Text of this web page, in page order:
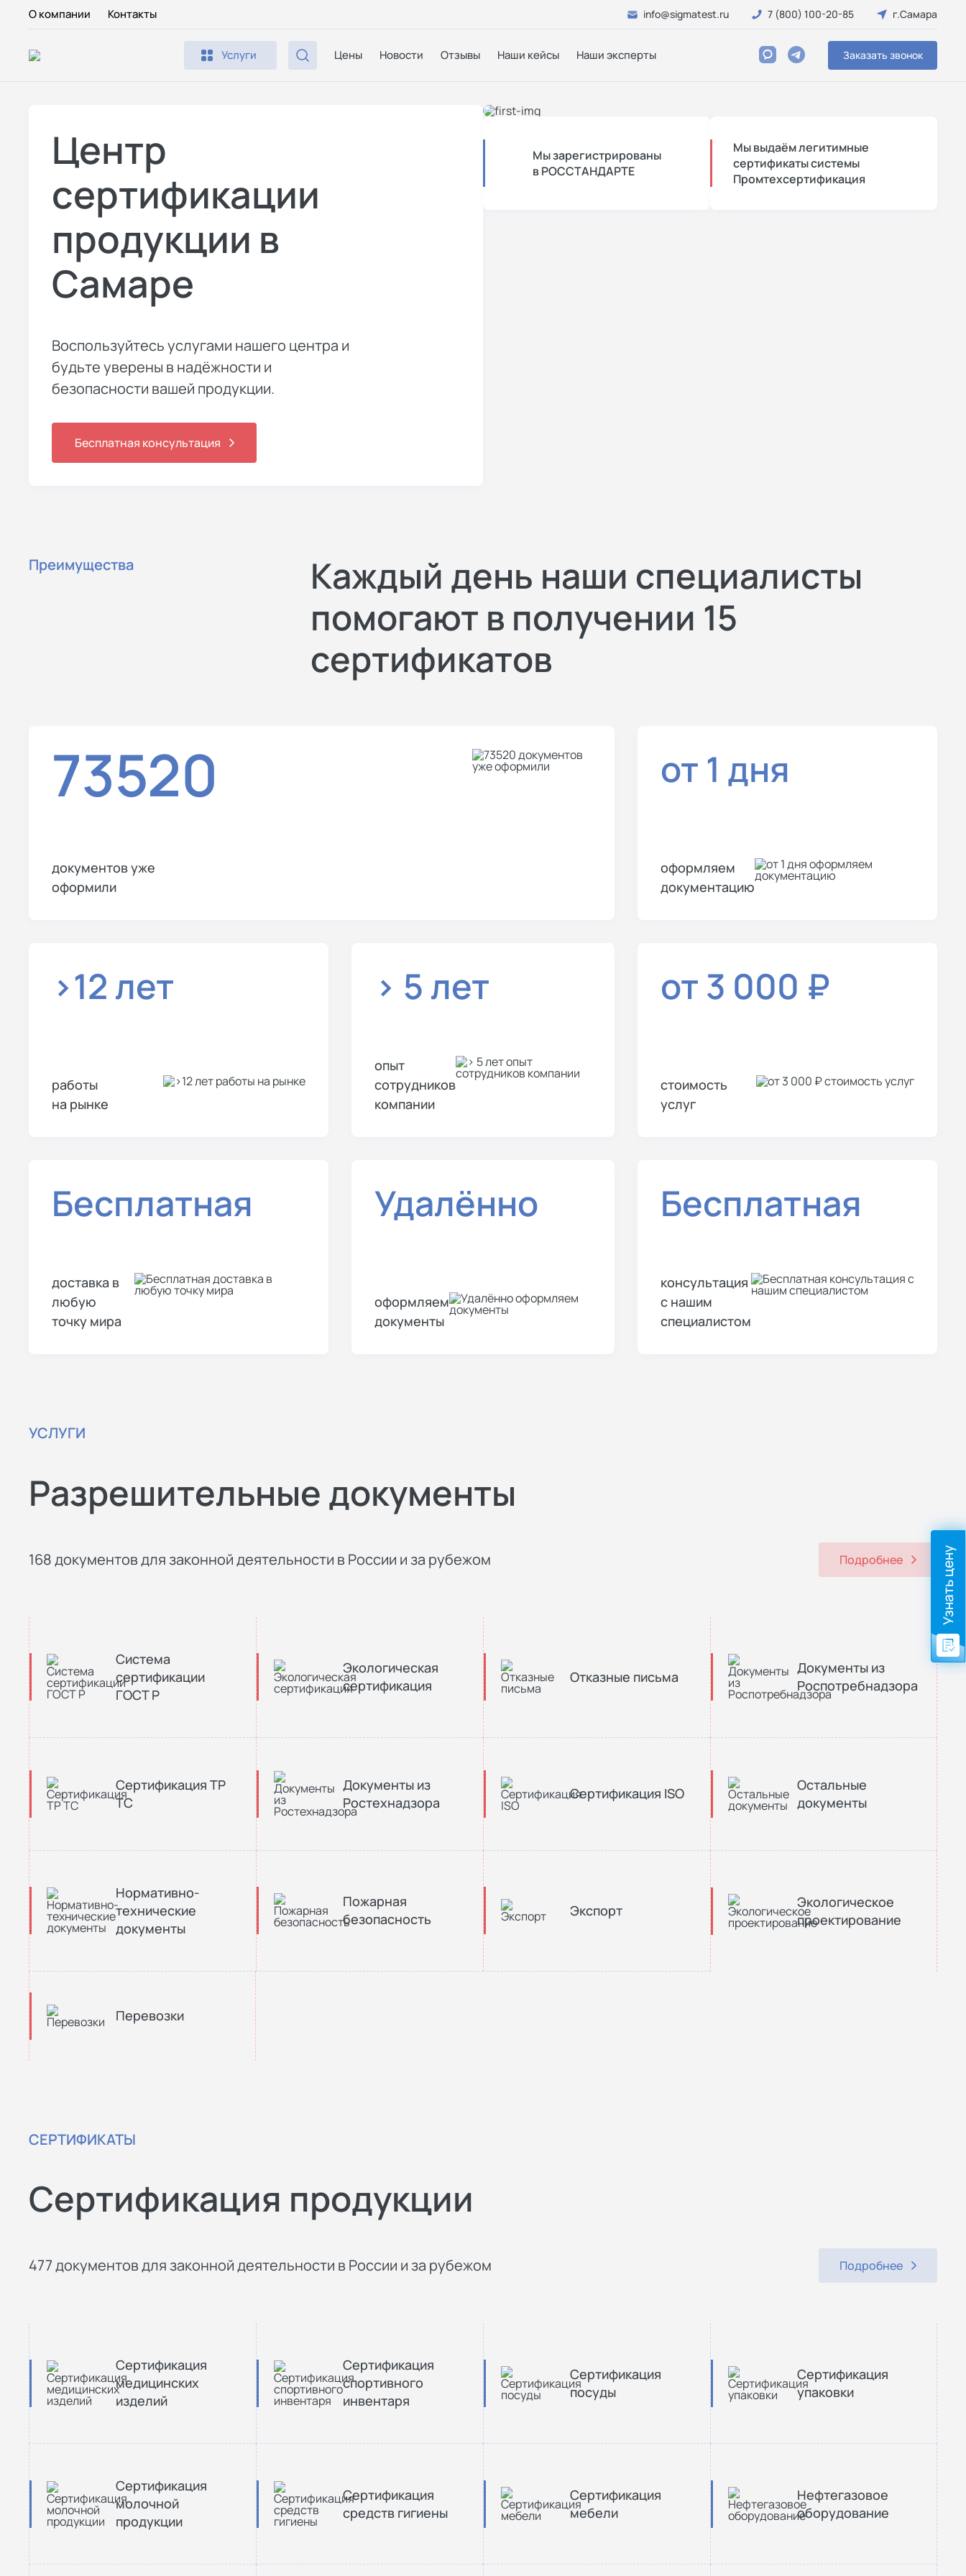
О компании Контакты info@sigmatest.ru 7 (800) 100-20-85 г.Самара
Услуги Цены Новости Отзывы Наши кейсы Наши эксперты Заказать звонок
Центр
сертификации
продукции в
Самаре
Воспользуйтесь услугами нашего центра и
будьте уверены в надёжности и
безопасности вашей продукции.
Бесплатная консультация
Мы зарегистрированы
в РОССТАНДАРТЕ
Мы выдаём легитимные
сертификаты системы
Промтехсертификация
Преимущества
Каждый день наши специалисты
помогают в получении 15
сертификатов
73520
документов уже
оформили
от 1 дня
оформляем
документацию
>12 лет
работы
на рынке
> 5 лет
опыт
сотрудников
компании
от 3 000 ₽
стоимость
услуг
Бесплатная
доставка в
любую
точку мира
Удалённо
оформляем
документы
Бесплатная
консультация
с нашим
специалистом
УСЛУГИ
Разрешительные документы
168 документов для законной деятельности в России и за рубежом Подробнее
Система
сертификации
ГОСТ Р
Экологическая
сертификация
Отказные письма
Документы из
Роспотребнадзора
Сертификация ТР
ТС
Документы из
Ростехнадзора
Сертификация ISO
Остальные
документы
Нормативно-
технические
документы
Пожарная
безопасность
Экспорт
Экологическое
проектирование
Перевозки
СЕРТИФИКАТЫ
Сертификация продукции
477 документов для законной деятельности в России и за рубежом Подробнее
Сертификация
медицинских
изделий
Сертификация
спортивного
инвентаря
Сертификация
посуды
Сертификация
упаковки
Сертификация
молочной
продукции
Сертификация
средств гигиены
Сертификация
мебели
Нефтегазовое
оборудование
Узнать цену